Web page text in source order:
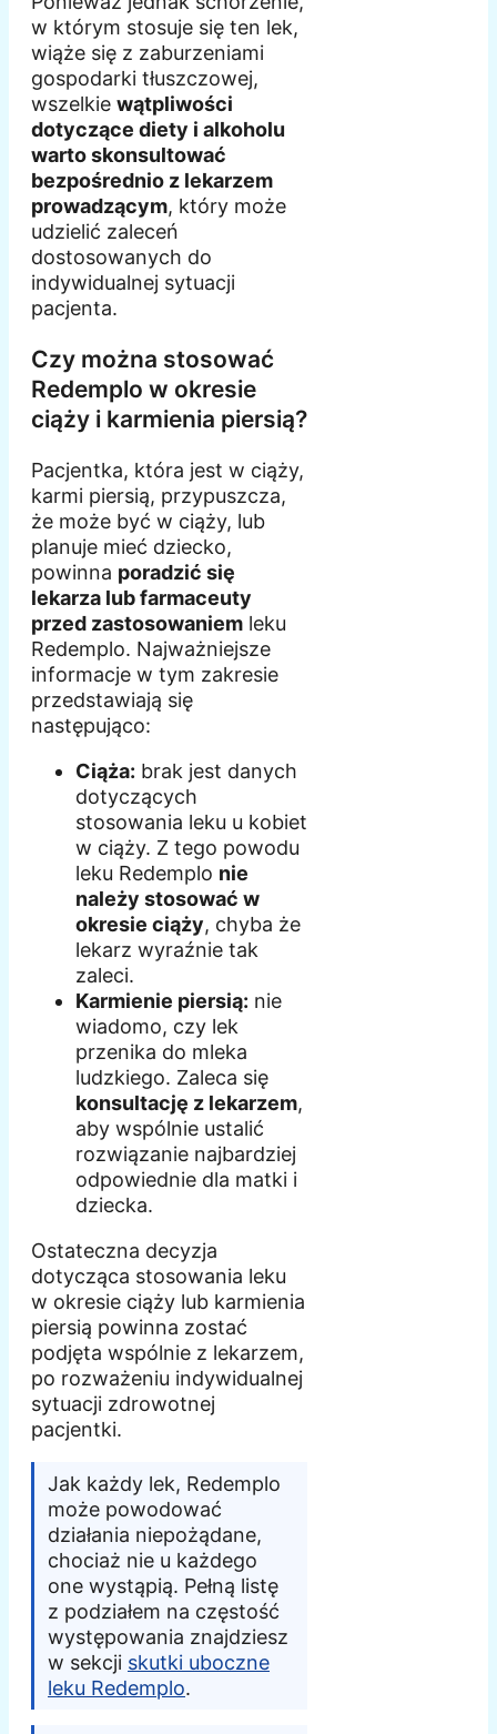
w którym stosuje się ten lek,
wiąże się z zaburzeniami
gospodarki tłuszczowej,
wszelkie wątpliwości
dotyczące diety i alkoholu
warto skonsultować
bezpośrednio z lekarzem
prowadzącym, który może
udzielić zaleceń
dostosowanych do
indywidualnej sytuacji
pacjenta.
Czy można stosować
Redemplo w okresie
ciąży i karmienia piersią?
Pacjentka, która jest w ciąży,
karmi piersią, przypuszcza,
że może być w ciąży, lub
planuje mieć dziecko,
powinna poradzić się
lekarza lub farmaceuty
przed zastosowaniem leku
Redemplo. Najważniejsze
informacje w tym zakresie
przedstawiają się
następująco:
Ciąża: brak jest danych
dotyczących
stosowania leku u kobiet
w ciąży. Z tego powodu
leku Redemplo nie
należy stosować w
okresie ciąży, chyba że
lekarz wyraźnie tak
zaleci.
Karmienie piersią: nie
wiadomo, czy lek
przenika do mleka
ludzkiego. Zaleca się
konsultację z lekarzem,
aby wspólnie ustalić
rozwiązanie najbardziej
odpowiednie dla matki i
dziecka.
Ostateczna decyzja
dotycząca stosowania leku
w okresie ciąży lub karmienia
piersią powinna zostać
podjęta wspólnie z lekarzem,
po rozważeniu indywidualnej
sytuacji zdrowotnej
pacjentki.
Jak każdy lek, Redemplo
może powodować
działania niepożądane,
chociaż nie u każdego
one wystąpią. Pełną listę
z podziałem na częstość
występowania znajdziesz
w sekcji skutki uboczne
leku Redemplo.